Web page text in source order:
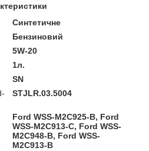
Синтетичне
Бензиновий
5W-20
1л.
SN
STJLR.03.5004
Ford WSS-M2C925-B, Ford
WSS-M2C913-C, Ford WSS-
M2C948-B, Ford WSS-
M2C913-B